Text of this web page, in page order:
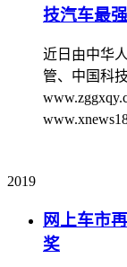
技汽车最
近日由中华
管、中国科
2019
网上车市
奖